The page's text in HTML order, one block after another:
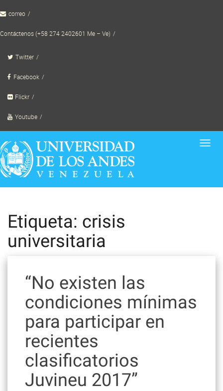
to correo
Contáctenos (+58 274 2402601 Me – Ve)
Twitter
Facebook
Flickr
Youtube
Etiqueta: crisis
universitaria
“No existen las
condiciones mínimas
para participar en
recientes
clasificatorios
Juvineu 2017”